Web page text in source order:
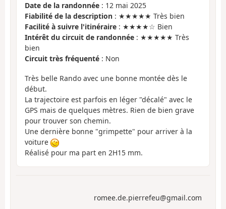
Date de la randonnée : 12 mai 2025
Fiabilité de la description : ★★★★★ Très bien
Facilité à suivre l'itinéraire : ★★★★☆ Bien
Intérêt du circuit de randonnée : ★★★★★ Très
bien
Circuit très fréquenté : Non
Très belle Rando avec une bonne montée dès le
début.
La trajectoire est parfois en léger "décalé" avec le
GPS mais de quelques mètres. Rien de bien grave
pour trouver son chemin.
Une dernière bonne "grimpette" pour arriver à la
voiture
Réalisé pour ma part en 2H15 mm.
romee.de.pierrefeu@gmail.com